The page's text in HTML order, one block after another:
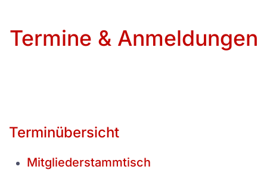
Termine & Anmeldungen
Terminübersicht
Mitgliederstammtisch